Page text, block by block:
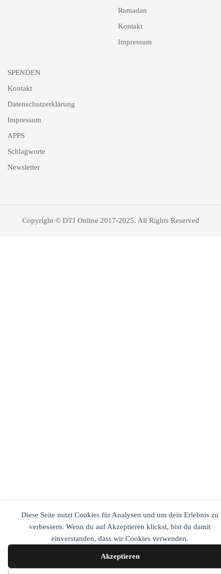
Diese Seite nutzt Cookies für Analysen und um dein Erlebnis zu
verbessern. Wenn du auf Akzeptieren klickst, bist du damit
einverstanden, dass wir Cookies verwenden.
Akzeptieren
Ramadan
Kontakt
Impressum
SPENDEN
Kontakt
Datenschutzerklärung
Impressum
APPS
Schlagworte
Newsletter
Copyright © DTJ Online 2017-2025. All Rights Reserved